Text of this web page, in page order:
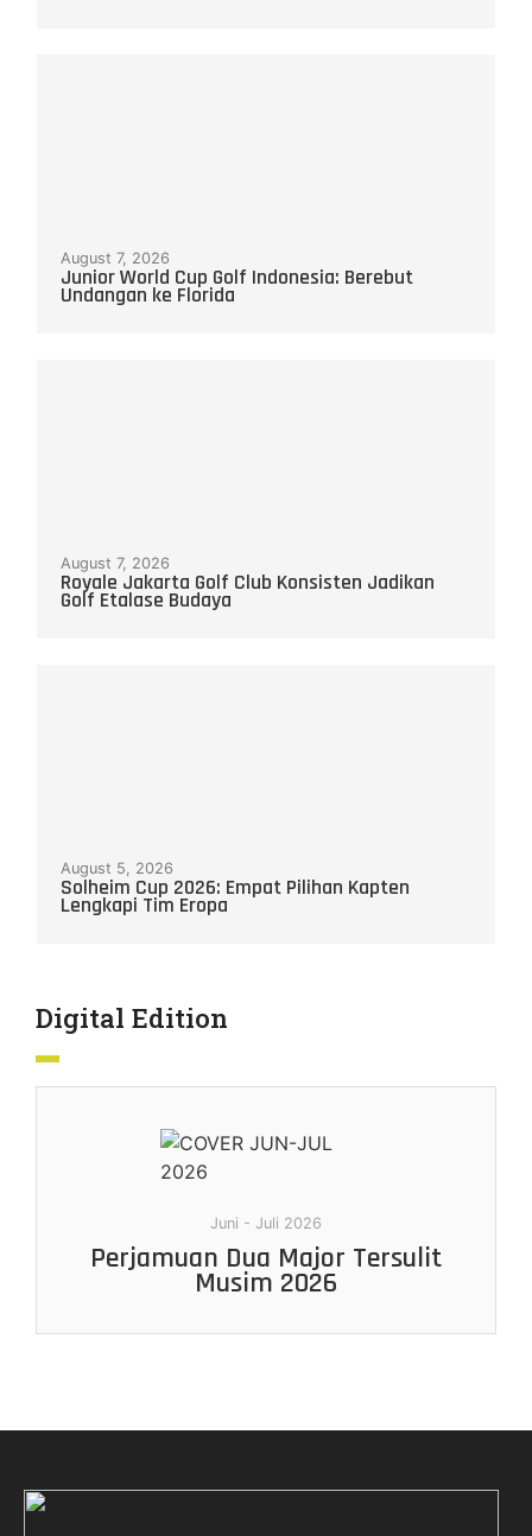
August 7, 2026
Junior World Cup Golf Indonesia: Berebut
Undangan ke Florida
August 7, 2026
Royale Jakarta Golf Club Konsisten Jadikan
Golf Etalase Budaya
August 5, 2026
Solheim Cup 2026: Empat Pilihan Kapten
Lengkapi Tim Eropa
Digital Edition
Juni - Juli 2026
Perjamuan Dua Major Tersulit
Musim 2026